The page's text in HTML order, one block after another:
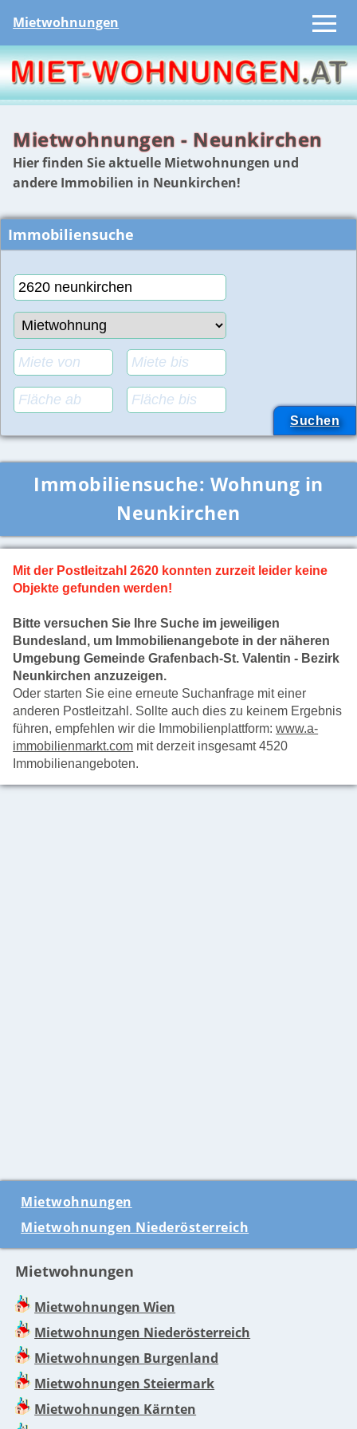
Mietwohnungen
Mietwohnungen - Neunkirchen
Hier finden Sie aktuelle Mietwohnungen und
andere Immobilien in Neunkirchen!
Immobiliensuche
Immobiliensuche: Wohnung in
Neunkirchen
Mit der Postleitzahl 2620 konnten zurzeit leider keine
Objekte gefunden werden!
Bitte versuchen Sie Ihre Suche im jeweiligen
Bundesland, um Immobilienangebote in der näheren
Umgebung Gemeinde Grafenbach-St. Valentin - Bezirk
Neunkirchen anzuzeigen.
Oder starten Sie eine erneute Suchanfrage mit einer
anderen Postleitzahl. Sollte auch dies zu keinem Ergebnis
führen, empfehlen wir die Immobilienplattform:www.a-
immobilienmarkt.com mit derzeit insgesamt 4520
Immobilienangeboten.
Mietwohnungen
Mietwohnungen Niederösterreich
Mietwohnungen
Mietwohnungen Wien
Mietwohnungen Niederösterreich
Mietwohnungen Burgenland
Mietwohnungen Steiermark
Mietwohnungen Kärnten